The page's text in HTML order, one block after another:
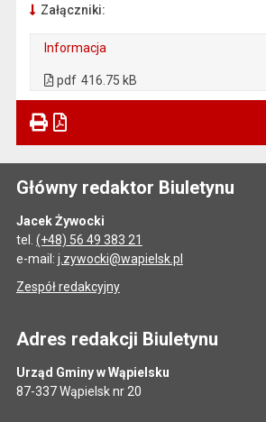
Załączniki:
Informacja
pdf 416.75 kB
Główny redaktor Biuletynu
Jacek Żywocki
tel. (+48) 56 49 383 21
e-mail: j.zywocki@wapielsk.pl
Zespół redakcyjny
Adres redakcji Biuletynu
Urząd Gminy w Wąpielsku
87-337 Wąpielsk nr 20